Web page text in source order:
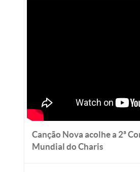
Canção Nova acolhe a 2ª
Mundial do Charis